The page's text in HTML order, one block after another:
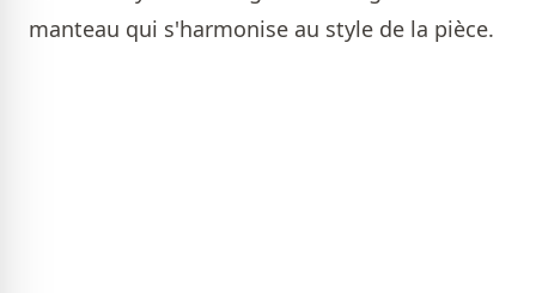
manteau qui s'harmonise au style de la pièce.